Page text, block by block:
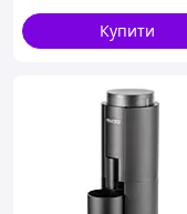
Купити